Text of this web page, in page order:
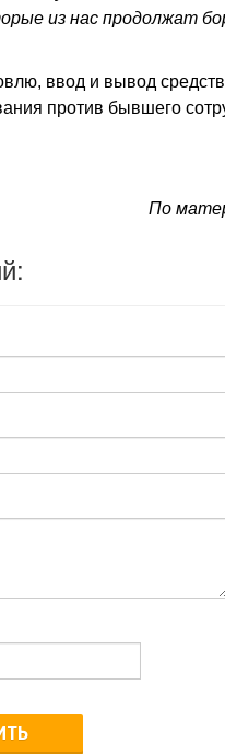
из нас продолжат
ввод и вывод
против бывшего
По